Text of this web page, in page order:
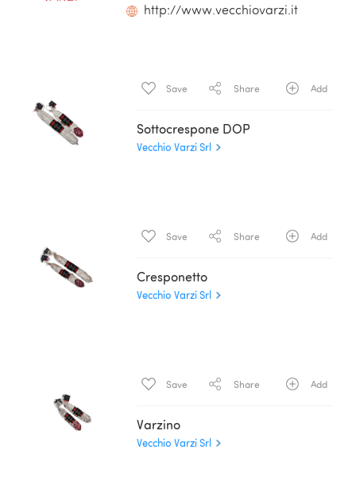
http://www.vecchiovarzi.it
Save Share Add
Sottocrespone DOP
Vecchio Varzi Srl
Save Share Add
Cresponetto
Vecchio Varzi Srl
Save Share Add
Varzino
Vecchio Varzi Srl